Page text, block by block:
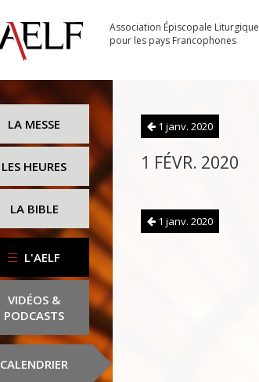
Association Épiscopale Liturgique
pour les pays Francophones
LA MESSE
LES HEURES
LA BIBLE
L'AELF
VIDÉOS &
PODCASTS
CALENDRIER
1 janv. 2020
1 FÉVR. 2020
1 janv. 2020